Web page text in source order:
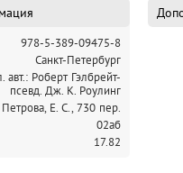
Гэлбрейта.
978-5-389-09475-8
Санкт-Петербург
авт.: Роберт Гэлбрейт-
псевд. Дж. К. Роулинг
Петрова, Е. С., 730 пер.
02аб
17.82